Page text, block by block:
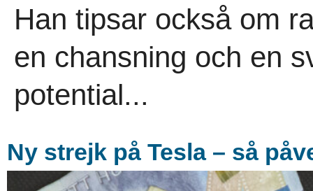
Han tipsar också om
en chansning och en
potential...
Ny strejk på Tesla – så